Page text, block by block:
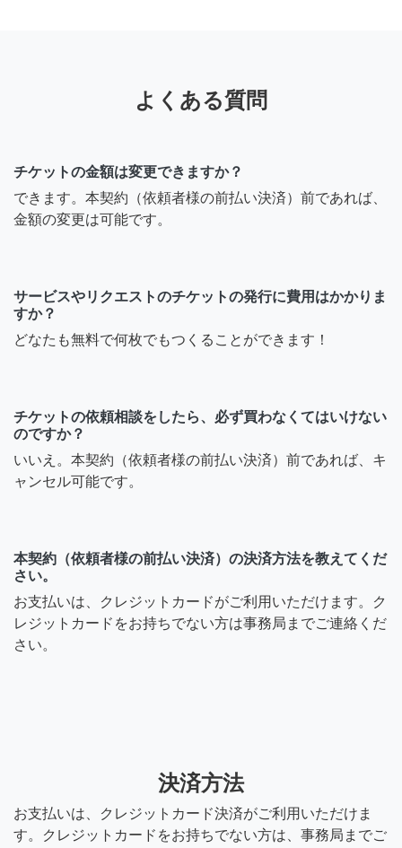
よくある質問
チケットの金額は変更できますか？
できます。本契約（依頼者様の前払い決済）前であれば、
金額の変更は可能です。
サービスやリクエストのチケットの発行に費用はかかりま
すか？
どなたも無料で何枚でもつくることができます！
チケットの依頼相談をしたら、必ず買わなくてはいけない
のですか？
いいえ。本契約（依頼者様の前払い決済）前であれば、キ
ャンセル可能です。
本契約（依頼者様の前払い決済）の決済方法を教えてくだ
さい。
お支払いは、クレジットカードがご利用いただけます。ク
レジットカードをお持ちでない方は事務局までご連絡くだ
さい。
決済方法
お支払いは、クレジットカード決済がご利用いただけま
す。クレジットカードをお持ちでない方は、事務局までご